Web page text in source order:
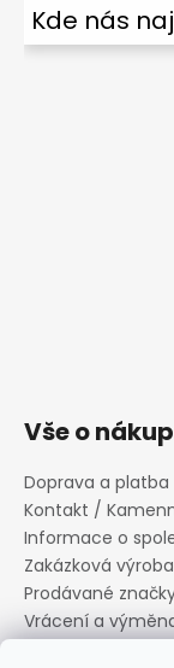
Kde nás
Vše o
Doprava a platba
Kontakt /
Informace o
Zakázková výroba
Prodávané
Vrácení a